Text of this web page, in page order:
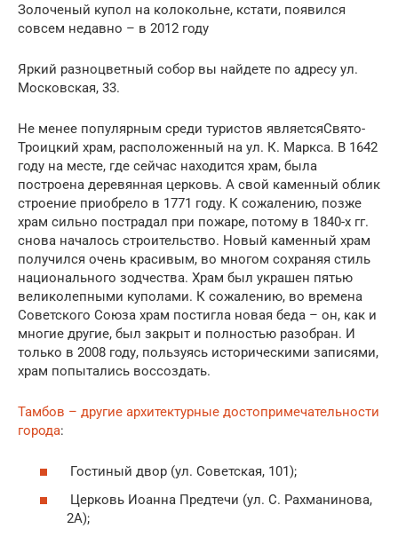
Золоченый купол на колокольне, кстати, появился
совсем недавно – в 2012 году
Яркий разноцветный собор вы найдете по адресу ул.
Московская, 33.
Не менее популярным среди туристов являетсяСвято-
Троицкий храм, расположенный на ул. К. Маркса. В 1642
году на месте, где сейчас находится храм, была
построена деревянная церковь. А свой каменный облик
строение приобрело в 1771 году. К сожалению, позже
храм сильно пострадал при пожаре, потому в 1840-х гг.
снова началось строительство. Новый каменный храм
получился очень красивым, во многом сохраняя стиль
национального зодчества. Храм был украшен пятью
великолепными куполами. К сожалению, во времена
Советского Союза храм постигла новая беда – он, как и
многие другие, был закрыт и полностью разобран. И
только в 2008 году, пользуясь историческими записями,
храм попытались воссоздать.
Тамбов – другие архитектурные достопримечательности
города:
Гостиный двор (ул. Советская, 101);
Церковь Иоанна Предтечи (ул. С. Рахманинова,
2А);